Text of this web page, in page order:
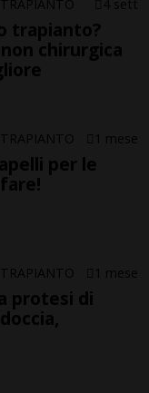
4 sett
trapianto?
chirurgica
1 mese
per le
1 mese
protesi di